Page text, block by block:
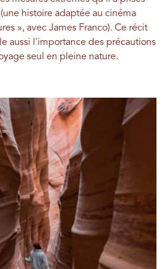
histoire adaptée au cinéma
», avec James Franco). Ce récit
aussi l'importance des précautions
seul en pleine nature.